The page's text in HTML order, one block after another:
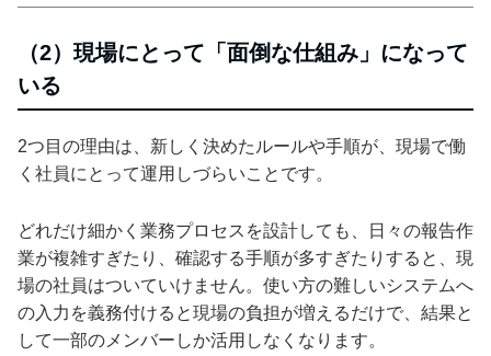
（2）現場にとって「面倒な仕組み」になって
いる
2つ目の理由は、新しく決めたルールや手順が、現場で働
く社員にとって運用しづらいことです。
どれだけ細かく業務プロセスを設計しても、日々の報告作
業が複雑すぎたり、確認する手順が多すぎたりすると、現
場の社員はついていけません。使い方の難しいシステムへ
の入力を義務付けると現場の負担が増えるだけで、結果と
して一部のメンバーしか活用しなくなります。